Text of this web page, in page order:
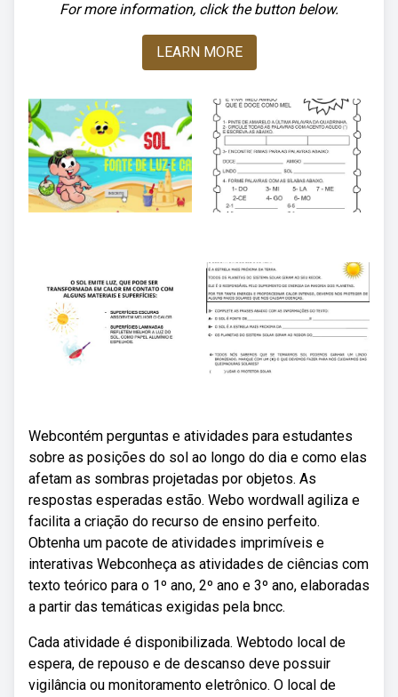
For more information, click the button below.
LEARN MORE
Webcontém perguntas e atividades para estudantes
sobre as posições do sol ao longo do dia e como elas
afetam as sombras projetadas por objetos. As
respostas esperadas estão. Webo wordwall agiliza e
facilita a criação do recurso de ensino perfeito.
Obtenha um pacote de atividades imprimíveis e
interativas Webconheça as atividades de ciências com
texto teórico para o 1º ano, 2º ano e 3º ano, elaboradas
a partir das temáticas exigidas pela bncc.
Cada atividade é disponibilizada. Webtodo local de
espera, de repouso e de descanso deve possuir
vigilância ou monitoramento eletrônico. O local de